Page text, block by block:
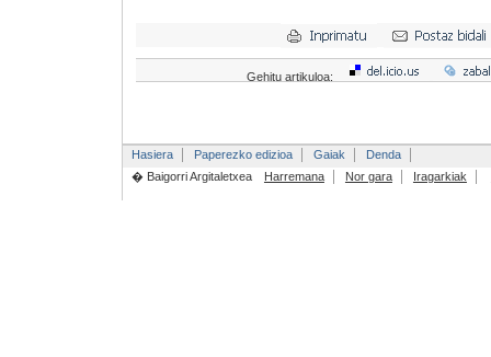
Gehitu artikuloa:
Hasiera Paperezko edizioa Gaiak
Denda
� Baigorri Argitaletxea
Harremana Nor gara Iragarkiak